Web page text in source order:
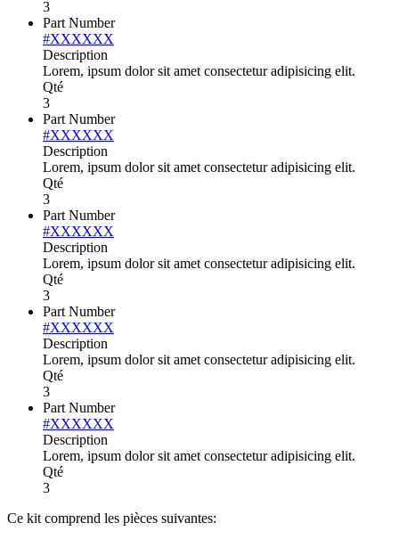
3
Part Number
#XXXXXX
Description
Lorem, ipsum dolor sit amet consectetur adipisicing elit.
Qté
3
Part Number
#XXXXXX
Description
Lorem, ipsum dolor sit amet consectetur adipisicing elit.
Qté
3
Part Number
#XXXXXX
Description
Lorem, ipsum dolor sit amet consectetur adipisicing elit.
Qté
3
Part Number
#XXXXXX
Description
Lorem, ipsum dolor sit amet consectetur adipisicing elit.
Qté
3
Part Number
#XXXXXX
Description
Lorem, ipsum dolor sit amet consectetur adipisicing elit.
Qté
3
Ce kit comprend les pièces suivantes: